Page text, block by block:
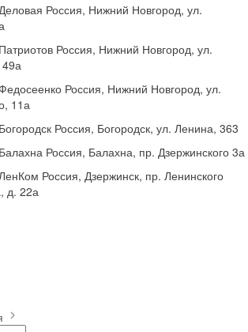
Россия, Нижний Новгород, ул.
Россия, Нижний Новгород, ул.
Россия, Нижний Новгород, ул.
11а
Россия, Богородск, ул. Ленина, 363
Россия, Балахна, пр. Дзержинского 3а
Россия, Дзержинск, пр. Ленинского
д. 22а